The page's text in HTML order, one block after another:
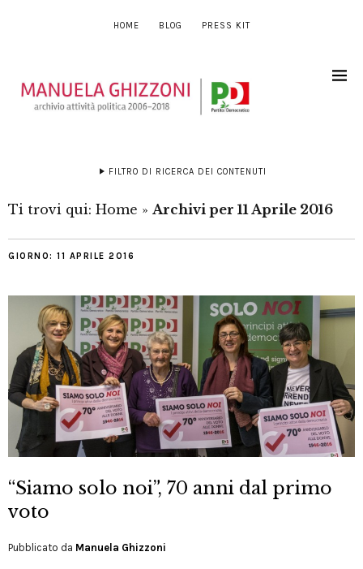
HOME BLOG PRESS KIT
FILTRO DI RICERCA DEI CONTENUTI
Ti trovi qui: Home » Archivi per 11 Aprile 2016
GIORNO: 11 APRILE 2016
“Siamo solo noi”, 70 anni dal primo
voto
Pubblicato da Manuela Ghizzoni